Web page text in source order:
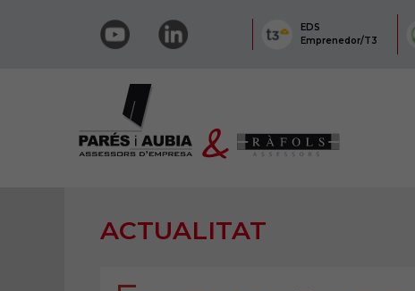
EDS
Emprenedor/T3
ACTUALITAT